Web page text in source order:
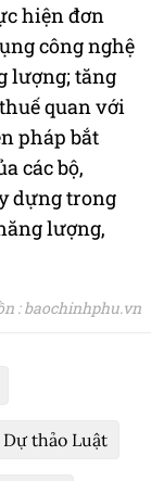
hiện đơn
công nghệ
lượng; tăng
quan với
pháp bắt
các bộ,
dựng trong
lượng,
: baochinhphu.vn
Dự thảo Luật